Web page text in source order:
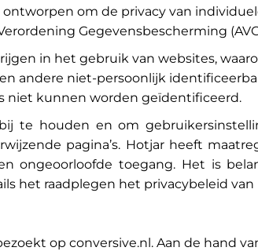
ontworpen om de privacy van
Gegevensbescherming
in het gebruik van websites,
andere niet-persoonlijk
niet kunnen worden geïdentificeerd.
te houden en om
pagina’s. Hotjar heeft
ongeoorloofde toegang. Het is
het raadplegen het privacybeleid
op conversive.nl. Aan de hand